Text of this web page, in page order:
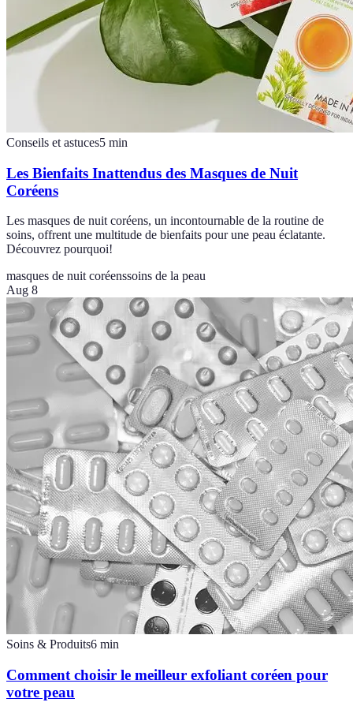
Conseils et astuces5 min
Les Bienfaits Inattendus des Masques de Nuit
Coréens
Les masques de nuit coréens, un incontournable de la routine de
soins, offrent une multitude de bienfaits pour une peau éclatante.
Découvrez pourquoi!
masques de nuit coréenssoins de la peau
Aug 8
Soins & Produits6 min
Comment choisir le meilleur exfoliant coréen pour
votre peau